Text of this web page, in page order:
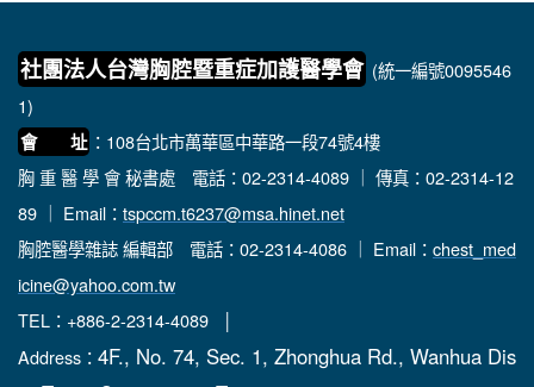
社團法人台灣胸腔暨重症加護醫學會 (統一編號0095546
1)
會 址 ：108台北市萬華區中華路一段74號4樓
胸 重 醫 學 會 秘書處 電話：02-2314-4089 ｜ 傳真：02-2314-12
89 ｜ Email： tspccm.t6237@msa.hinet.net
胸腔醫學雜誌 編輯部 電話：02-2314-4086 ｜ Email： chest_med
icine@yahoo.com.tw
TEL：+886-2-2314-4089 │
Address： 4F., No. 74, Sec. 1, Zhonghua Rd., Wanhua Dis